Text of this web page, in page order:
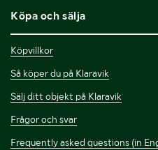
Köpa och sälja
Köpvillkor
Så köper du på Klaravik
Sälj ditt objekt på Klaravik
Frågor och svar
Frequently asked questions (in